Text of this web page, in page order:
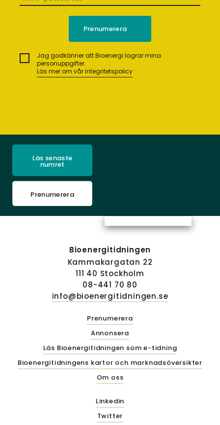
Jag godkänner att Bioenergi lagrar mina
personuppgifter.
Läs mer om vår integritetspolicy
Läs senaste
numret
Prenumerera
Bioenergitidningen
Kammakargatan 22
111 40 Stockholm
08-441 70 80
info@bioenergitidningen.se
Prenumerera
Annonsera
Läs Bioenergitidningen som e-tidning
Bioenergitidningens kartor och marknadsöversikter
Om oss
Linkedin
Twitter